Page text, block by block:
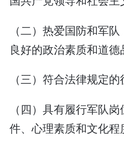
（二）热爱国防和军
良好的政治素质和道德
（三）符合法律规定的
（四）具有履行军队
件、心理素质和文化程